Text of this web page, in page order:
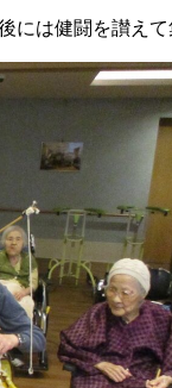
には健闘を讃えて